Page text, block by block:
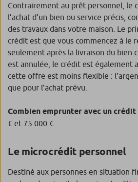
Contrairement au prêt personnel, le
l’achat d’un bien ou service précis,
des travaux dans votre maison. Le
crédit est que vous commencez à le
seulement après la livraison du bien
est annulée, le crédit est également
cette offre est moins flexible :
que pour l’achat prévu.
Combien emprunter avec un
€ et 75 000 €.
Le microcrédit personnel
Destiné aux personnes en situation